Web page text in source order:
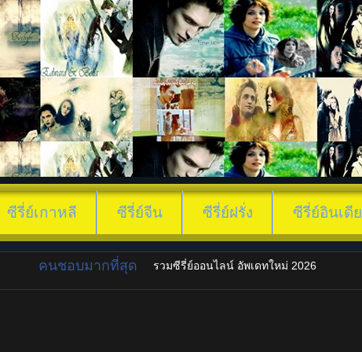
ซีรี่ย์เกาหลี ซีรี่ย์จีน ซีรี่ย์ฝรั่ง ซีรี่ย์อินเดีย
คนชอบมากที่สุด รวมซีรี่ย์ออนไลน์ อัพเดทใหม่ 2026